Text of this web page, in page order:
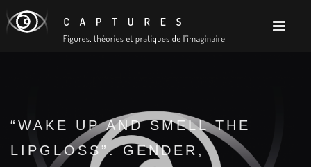
“WAKE UP AND SMELL THE
LIPGLOSS”. GENDER,